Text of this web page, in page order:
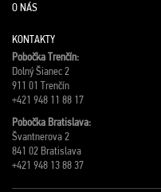
O NÁS
KONTAKTY
Pobočka Trenčín:
Dolný Šianec 2
911 01 Trenčín
+421 948 11 88 17
Pobočka Bratislava:
Švantnerova 2
841 02 Bratislava
+421 948 13 88 37